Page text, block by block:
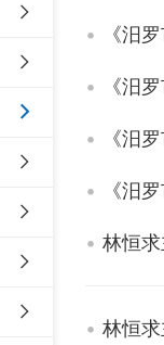
《汨
《汨
《汨
《汨
林恒
林恒